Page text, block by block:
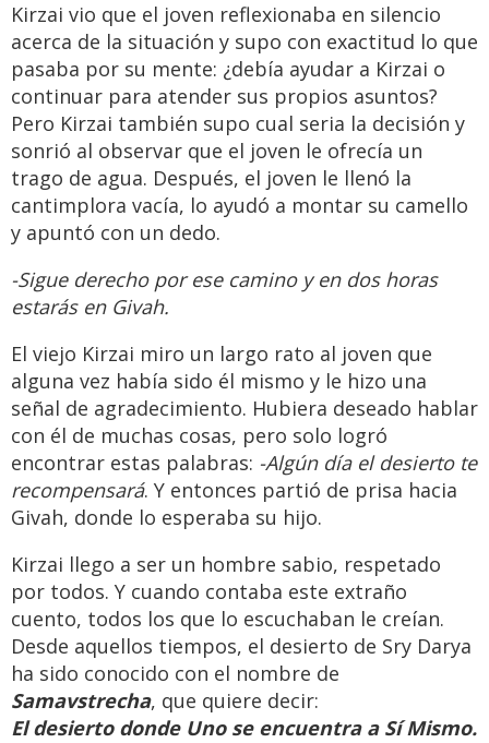
Kirzai vio que el joven reflexionaba en silencio
acerca de la situación y supo con exactitud lo que
pasaba por su mente: ¿debía ayudar a Kirzai o
continuar para atender sus propios asuntos?
Pero Kirzai también supo cual seria la decisión y
sonrió al observar que el joven le ofrecía un
trago de agua. Después, el joven le llenó la
cantimplora vacía, lo ayudó a montar su camello
y apuntó con un dedo.
-Sigue derecho por ese camino y en dos horas
estarás en Givah.
El viejo Kirzai miro un largo rato al joven que
alguna vez había sido él mismo y le hizo una
señal de agradecimiento. Hubiera deseado hablar
con él de muchas cosas, pero solo logró
encontrar estas palabras: -Algún día el desierto te
recompensará. Y entonces partió de prisa hacia
Givah, donde lo esperaba su hijo.
Kirzai llego a ser un hombre sabio, respetado
por todos. Y cuando contaba este extraño
cuento, todos los que lo escuchaban le creían.
Desde aquellos tiempos, el desierto de Sry Darya
ha sido conocido con el nombre de
Samavstrecha, que quiere decir:
El desierto donde Uno se encuentra a Sí Mismo.